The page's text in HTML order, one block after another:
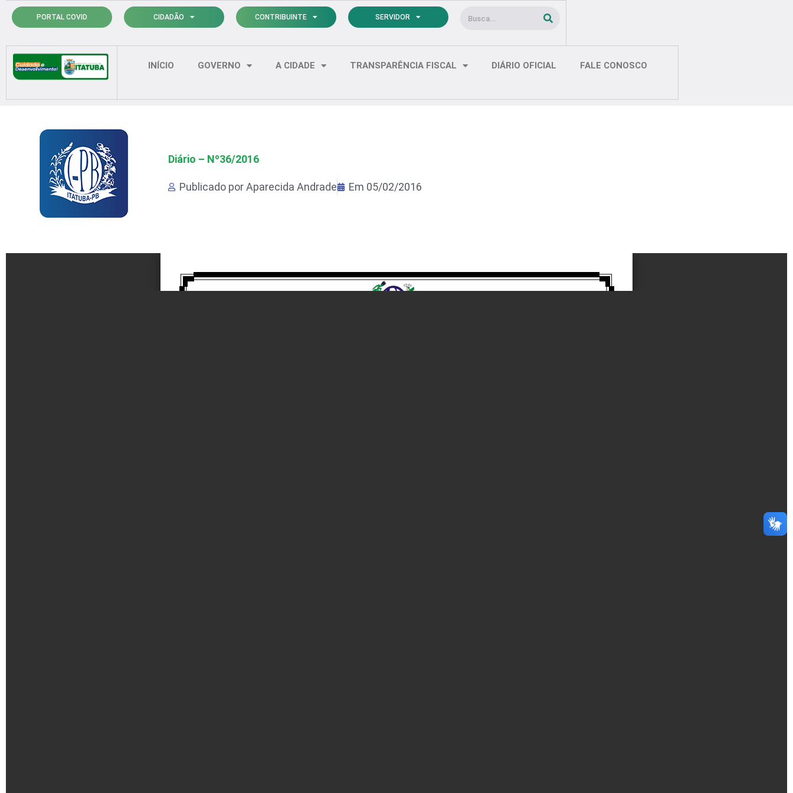
para
conteúdo
PORTAL COVID CIDADÃO CONTRIBUINTE SERVIDOR Pesquisar
INÍCIO GOVERNO A CIDADE TRANSPARÊNCIA FISCAL DIÁRIO OFICIAL FALE CONOSCO
Diário – Nº36/2016
Publicado porAparecida Andrade Em 05/02/2016